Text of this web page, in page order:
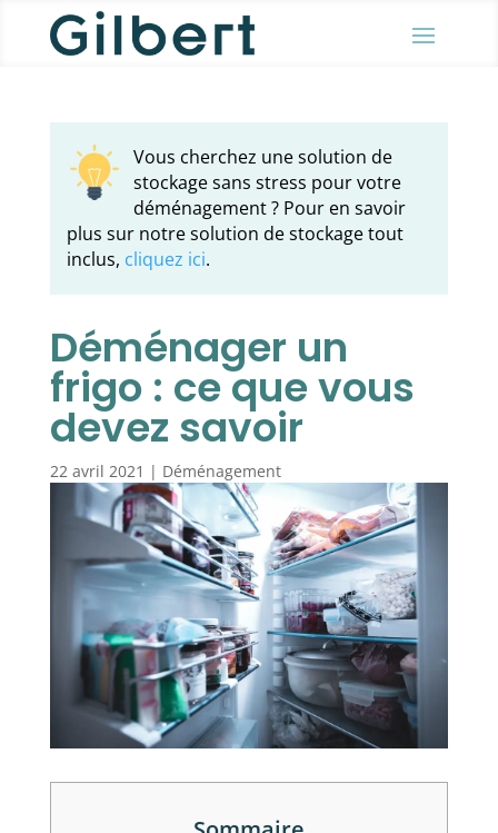
Vous cherchez une solution de
stockage sans stress pour votre
déménagement ? Pour en savoir
plus sur notre solution de stockage tout
inclus, cliquez ici.
Déménager un
frigo : ce que vous
devez savoir
22 avril 2021 | Déménagement